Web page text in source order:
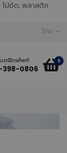
ไม้อัด, พลาสติก
ไทย
บอร์โทรศัพท์:
398-0806
0